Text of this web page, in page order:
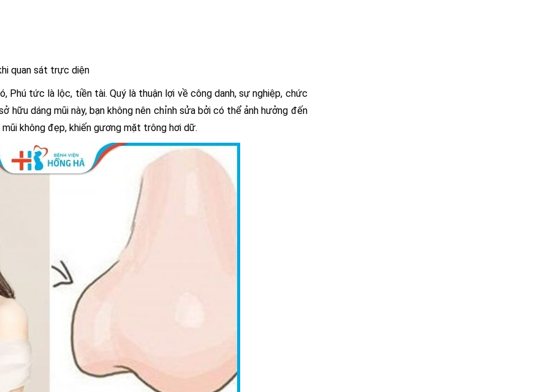
quan sát trực diện
Phú tức là lộc, tiền tài. Quý là thuận lợi về công danh, sự nghiệp, chức
hữu dáng mũi này, bạn không nên chỉnh sửa bởi có thể ảnh hưởng đến
không đẹp, khiến gương mặt trông hơi dữ.